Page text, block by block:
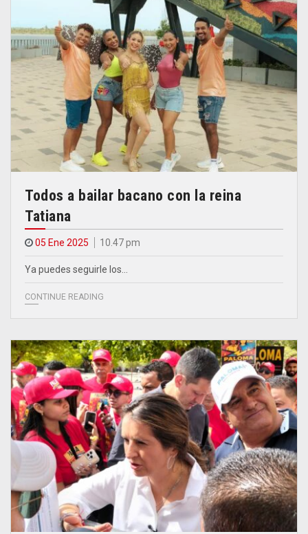
Todos a bailar bacano con la reina
Tatiana
05 Ene 2025 10.47 pm
Ya puedes seguirle los…
CONTINUE READING